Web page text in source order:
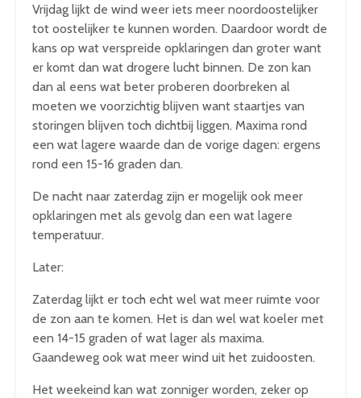
Vrijdag lijkt de wind weer iets meer noordoostelijker
tot oostelijker te kunnen worden. Daardoor wordt de
kans op wat verspreide opklaringen dan groter want
er komt dan wat drogere lucht binnen. De zon kan
dan al eens wat beter proberen doorbreken al
moeten we voorzichtig blijven want staartjes van
storingen blijven toch dichtbij liggen. Maxima rond
een wat lagere waarde dan de vorige dagen: ergens
rond een 15-16 graden dan.
De nacht naar zaterdag zijn er mogelijk ook meer
opklaringen met als gevolg dan een wat lagere
temperatuur.
Later:
Zaterdag lijkt er toch echt wel wat meer ruimte voor
de zon aan te komen. Het is dan wel wat koeler met
een 14-15 graden of wat lager als maxima.
Gaandeweg ook wat meer wind uit het zuidoosten.
Het weekeind kan wat zonniger worden, zeker op